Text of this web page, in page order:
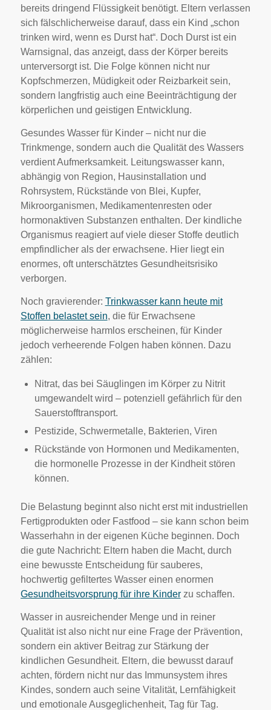
bereits dringend Flüssigkeit benötigt. Eltern verlassen
sich fälschlicherweise darauf, dass ein Kind „schon
trinken wird, wenn es Durst hat“. Doch Durst ist ein
Warnsignal, das anzeigt, dass der Körper bereits
unterversorgt ist. Die Folge können nicht nur
Kopfschmerzen, Müdigkeit oder Reizbarkeit sein,
sondern langfristig auch eine Beeinträchtigung der
körperlichen und geistigen Entwicklung.
Gesundes Wasser für Kinder – nicht nur die
Trinkmenge, sondern auch die Qualität des Wassers
verdient Aufmerksamkeit. Leitungswasser kann,
abhängig von Region, Hausinstallation und
Rohrsystem, Rückstände von Blei, Kupfer,
Mikroorganismen, Medikamentenresten oder
hormonaktiven Substanzen enthalten. Der kindliche
Organismus reagiert auf viele dieser Stoffe deutlich
empfindlicher als der erwachsene. Hier liegt ein
enormes, oft unterschätztes Gesundheitsrisiko
verborgen.
Noch gravierender: Trinkwasser kann heute mit
Stoffen belastet sein, die für Erwachsene
möglicherweise harmlos erscheinen, für Kinder
jedoch verheerende Folgen haben können. Dazu
zählen:
Nitrat, das bei Säuglingen im Körper zu Nitrit
umgewandelt wird – potenziell gefährlich für den
Sauerstofftransport.
Pestizide, Schwermetalle, Bakterien, Viren
Rückstände von Hormonen und Medikamenten,
die hormonelle Prozesse in der Kindheit stören
können.
Die Belastung beginnt also nicht erst mit industriellen
Fertigprodukten oder Fastfood – sie kann schon beim
Wasserhahn in der eigenen Küche beginnen. Doch
die gute Nachricht: Eltern haben die Macht, durch
eine bewusste Entscheidung für sauberes,
hochwertig gefiltertes Wasser einen enormen
Gesundheitsvorsprung für ihre Kinderzu schaffen.
Wasser in ausreichender Menge und in reiner
Qualität ist also nicht nur eine Frage der Prävention,
sondern ein aktiver Beitrag zur Stärkung der
kindlichen Gesundheit. Eltern, die bewusst darauf
achten, fördern nicht nur das Immunsystem ihres
Kindes, sondern auch seine Vitalität, Lernfähigkeit
und emotionale Ausgeglichenheit, Tag für Tag.